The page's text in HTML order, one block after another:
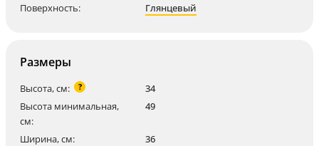
Поверхность:
Глянцевый
Размеры
Высота, см: ?
34
Высота минимальная,
см:
49
Ширина, см:
36